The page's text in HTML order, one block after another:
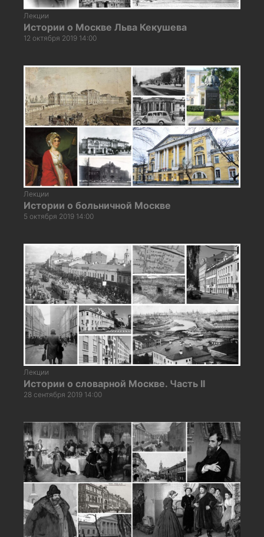
Лекции
Истории о Москве Льва Кекушева
12 октября 2019 14:00
Лекции
Истории о больничной Москве
5 октября 2019 14:00
Лекции
Истории о словарной Москве. Часть II
28 сентября 2019 14:00